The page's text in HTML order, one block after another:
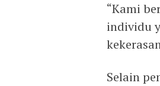
“Kami
individu
Selain